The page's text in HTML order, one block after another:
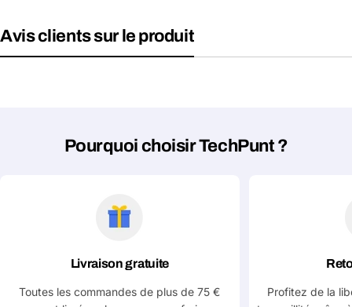
Poser une question
Avis clients sur le produit
Pourquoi choisir TechPunt ?
Livraison gratuite
Toutes les commandes de plus de 75 €
Profitez de la